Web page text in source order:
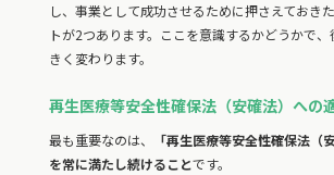
し、事業として成功させるために押さえておき
トが2つあります。ここを意識するかどうかで
きく変わります。
再生医療等安全性確保法（安確法）への
最も重要なのは、
「再生医療等安全性確保法（
を常に満たし続けることです。